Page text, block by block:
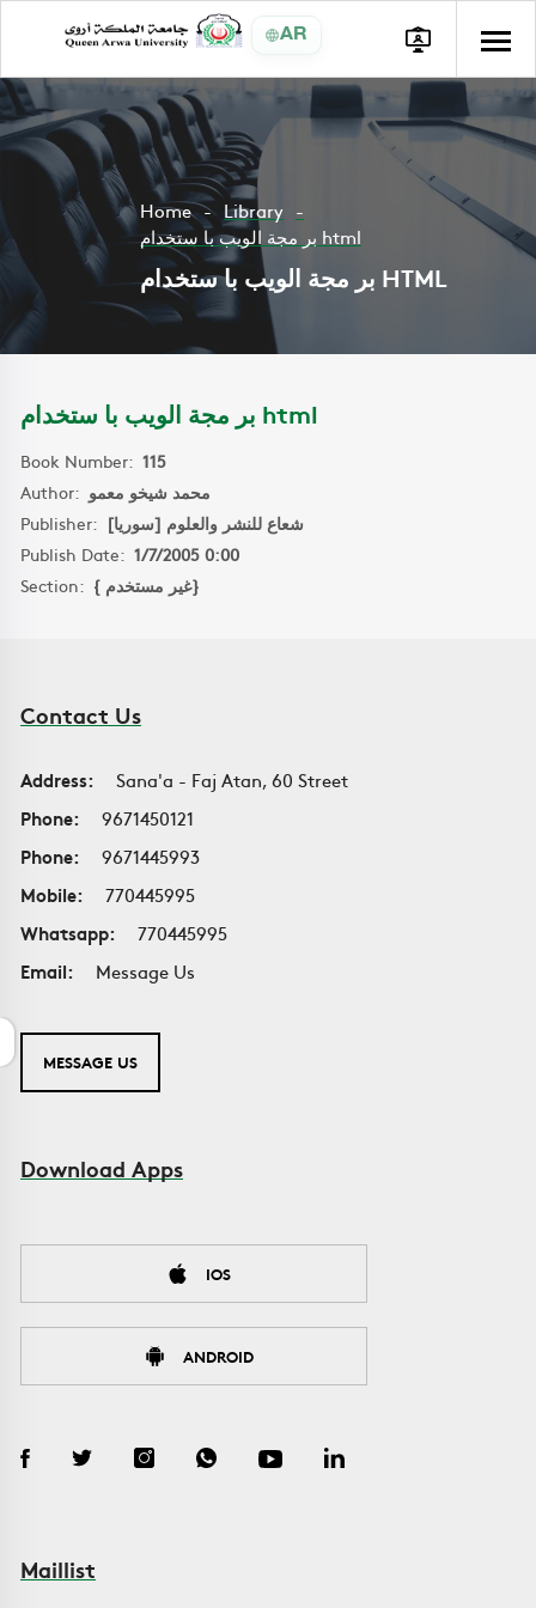
AR
Home
Library
بر مجة الويب با ستخدام html
بر مجة الويب با ستخدام HTML
بر مجة الويب با ستخدام html
Book Number: 115
Author: محمد شيخو معمو
Publisher: شعاع للنشر والعلوم [سوريا]
Publish Date: 1/7/2005 0:00
Section:
{ غير مستخدم}
Contact Us
Address:
Sana'a - Faj Atan, 60 Street
Phone:
9671450121
Phone:
9671445993
Mobile:
770445995
Whatsapp:
770445995
Email:
Message Us
MESSAGE US
Download Apps
IOS
ANDROID
Maillist